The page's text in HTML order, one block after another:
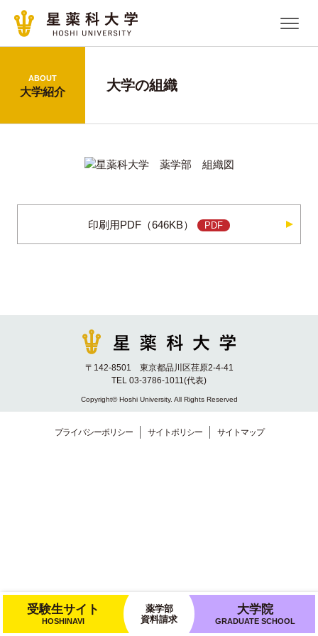
ABOUT
大学紹介 大学の組織
印刷用PDF（646KB）
〒142-8501 東京都品川区荏原2-4-41
TEL 03-3786-1011(代表)
Copyright© Hoshi University. All Rights Reserved
プライバシーポリシー サイトポリシー サイトマップ
受験生サイト
HOSHINAVI
薬学部
資料請求
大学院
GRADUATE SCHOOL